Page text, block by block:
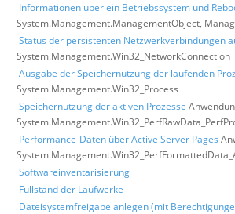
Informationen über ein Betriebssystem und
System.Management.ManagementObject,
Status der persistenten Netzwerkverbindungen
System.Management.Win32_NetworkConnection
Ausgabe der Speichernutzung der laufenden
System.Management.Win32_Process
Speichernutzung der aktiven Prozesse
Performance-Daten über Active Server Pages
Softwareinventarisierung
Füllstand der Laufwerke
Dateisystemfreigabe anlegen (mit